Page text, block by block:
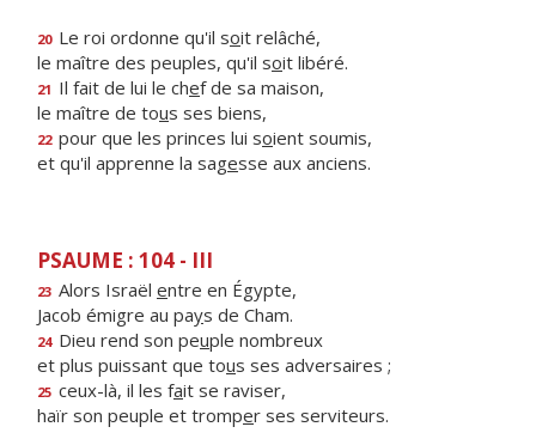
20 Le roi ordonne qu'il soit relâché,
le maître des peuples, qu'il soit libéré.
21 Il fait de lui le chef de sa maison,
le maître de tous ses biens,
22 pour que les princes lui soient soumis,
et qu'il apprenne la sagesse aux anciens.
PSAUME : 104 - III
23 Alors Israël entre en Égypte,
Jacob émigre au pays de Cham.
24 Dieu rend son peuple nombreux
et plus puissant que tous ses adversaires ;
25 ceux-là, il les fait se raviser,
haïr son peuple et tromper ses serviteurs.